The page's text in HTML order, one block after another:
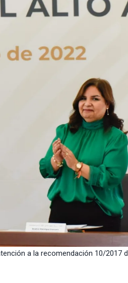
a la recomendación 10/2017